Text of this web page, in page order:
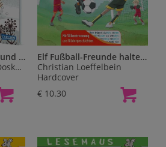
Der kleine Maulwurf und der Schneemann
Zdenek Miler; Hana Doskocilová
Elf Fußball-Freunde halten zusammen
Christian Loeffelbein
Hardcover
€ 10.30